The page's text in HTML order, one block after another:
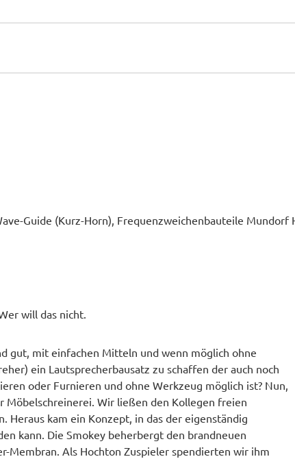
Guide (Kurz-Horn), Frequenzweichenbauteile Mundorf
will das nicht.
gut, mit einfachen Mitteln und wenn möglich ohne
ein Lautsprecherbausatz zu schaffen der auch noch
oder Furnieren und ohne Werkzeug möglich ist? Nun,
Möbelschreinerei. Wir ließen den Kollegen freien
Heraus kam ein Konzept, in das der eigenständig
kann. Die Smokey beherbergt den brandneuen
Als Hochton Zuspieler spendierten wir ihm